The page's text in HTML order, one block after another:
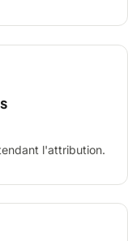
l'attribution.